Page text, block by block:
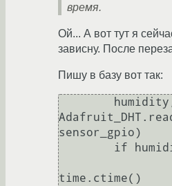
время.
Ой... А вот тут я
зависну. После
Пишу в базу вот так:
sensor_gpio)
time.ctime()